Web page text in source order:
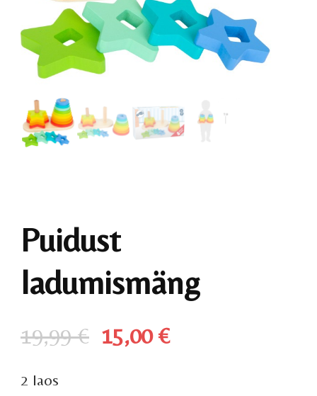
Puidust
ladumismäng
19,99€ Algne
15,00€
2 laos